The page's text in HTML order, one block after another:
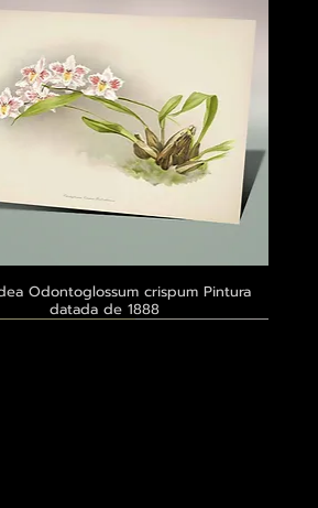
Visualização rápida
Odontoglossum crispum Pintura
datada de 1888